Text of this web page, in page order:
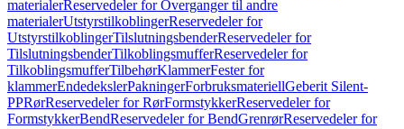
materialerReservedeler for Overganger til andre
materialerUtstyrstilkoblingerReservedeler for
UtstyrstilkoblingerTilslutningsbenderReservedeler for
TilslutningsbenderTilkoblingsmufferReservedeler for
TilkoblingsmufferTilbehørKlammerFester for
klammerEndedekslerPakningerForbruksmateriellGeberit Silent-
PPRørReservedeler for RørFormstykkerReservedeler for
FormstykkerBendReservedeler for BendGrenrørReservedeler for